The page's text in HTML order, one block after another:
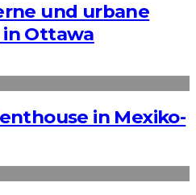
und urbane
Ottawa
in Mexiko-